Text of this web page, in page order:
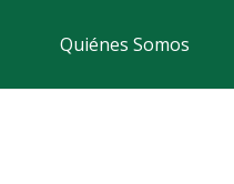
Quiénes Somos